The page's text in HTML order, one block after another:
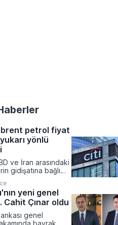
petrol fiyat
yönlü
ve İran arasındaki
gidişatına bağlı
2026 yılının
ilişkin brent
jeopolitik
etkisiyle yukarı
ettiğini duyurdu.
yeni genel
Cahit Çınar oldu
genel